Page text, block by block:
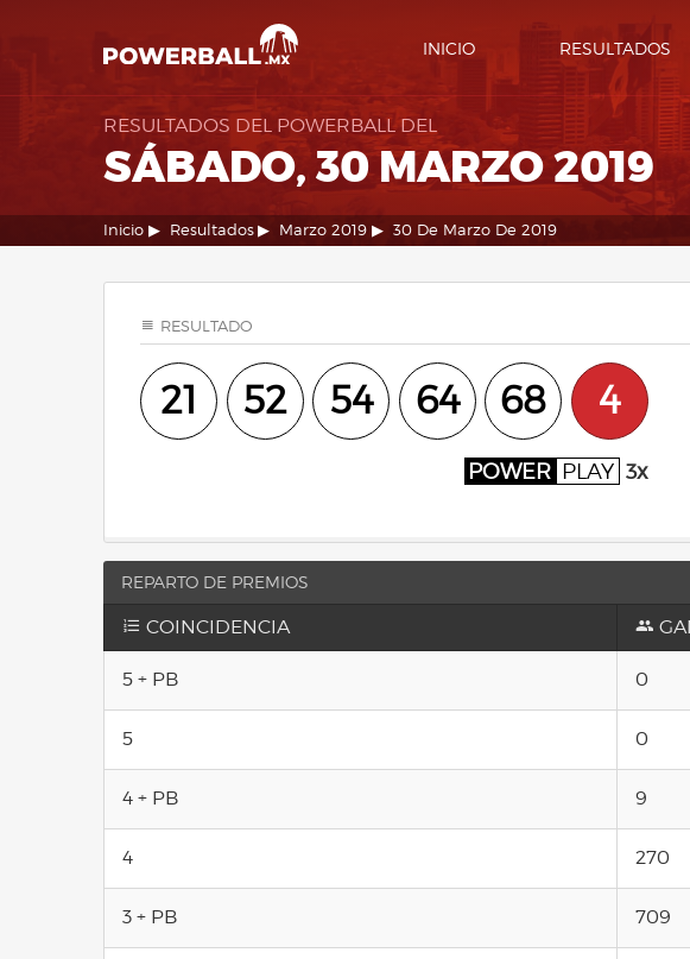
INICIO RESULTADOS
RESULTADOS DEL POWERBALL DEL
SÁBADO, 30 MARZO 2019
Inicio Resultados Marzo 2019 30 De Marzo De 2019
RESULTADO
21 52 54 64 68 4
POWER PLAY 3x
REPARTO DE PREMIOS
COINCIDENCIA
5 + PB 0
5 0
4 + PB 9
4 270
3 + PB 709